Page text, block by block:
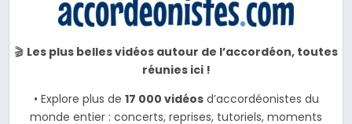
🎬 Les plus belles vidéos autour de l’accordéon, toutes
réunies ici !
• Explore plus de 17 000 vidéosd’accordéonistes du
monde entier : concerts, reprises, tutoriels, moments